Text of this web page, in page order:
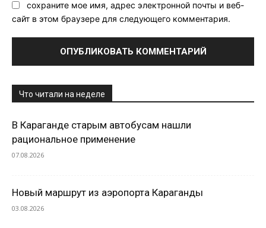
сохраните мое имя, адрес электронной почты и веб-
сайт в этом браузере для следующего комментария.
Что читали на неделе
В Караганде старым автобусам нашли
рациональное применение
07.08.2026
Новый маршрут из аэропорта Караганды
03.08.2026